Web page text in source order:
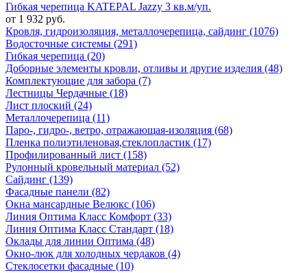
Гибкая черепица KATEPAL Jazzy 3 кв.м/уп.
от 1 932 руб.
Кровля, гидроизоляция, металлочерепица, сайдинг (1076)
Водосточные системы (291)
Гибкая черепица (20)
Доборные элементы кровли, отливы и другие изделия (48)
Комплектующие для забора (7)
Лестницы Чердачные (18)
Лист плоский (24)
Металлочерепица (11)
Паро-, гидро-, ветро, отражающая-изоляция (68)
Пленка полиэтиленовая,стеклопластик (17)
Профилированный лист (158)
Рулонный кровельный материал (52)
Сайдинг (139)
Фасадные панели (82)
Окна мансардные Велюкс (106)
Линия Оптима Класс Комфорт (33)
Линия Оптима Класс Стандарт (18)
Оклады для линии Оптима (48)
Окно-люк для холодных чердаков (4)
Стеклосетки фасадные (10)